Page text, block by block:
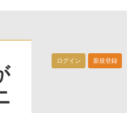
ログイン 新規登録